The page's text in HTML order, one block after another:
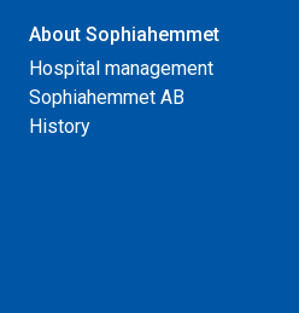
About Sophiahemmet
Hospital management
Sophiahemmet AB
History